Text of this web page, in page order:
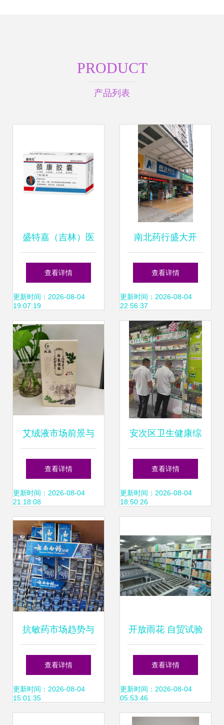
PRODUCT
产品列表
盛特嘉（吉林）医
药批发 从“批发转
型零售”探寻基层健
康服务新路径
查看详情
更新时间：2026-08-04
19:07:19
南北药行盛大开
业，药品零售新篇
章
查看详情
更新时间：2026-08-04
22:56:37
艾绒液市场前景与
药福医药批发代理
优势解析
查看详情
更新时间：2026-08-04
21:18:08
安次区卫生健康综
合执法大队集中开
展药品批发专项检
查看详情
更新时间：2026-08-04
18:50:26
抗敏药市场趋势与
药品批发的战略布
局
查看详情
更新时间：2026-08-04
15:01:35
开放雨花 自贸试验
区欢迎您⑥丨高桥
医药流通园:中药
材“出海”或迎来“窗
查看详情
更新时间：2026-08-04
05:53:46